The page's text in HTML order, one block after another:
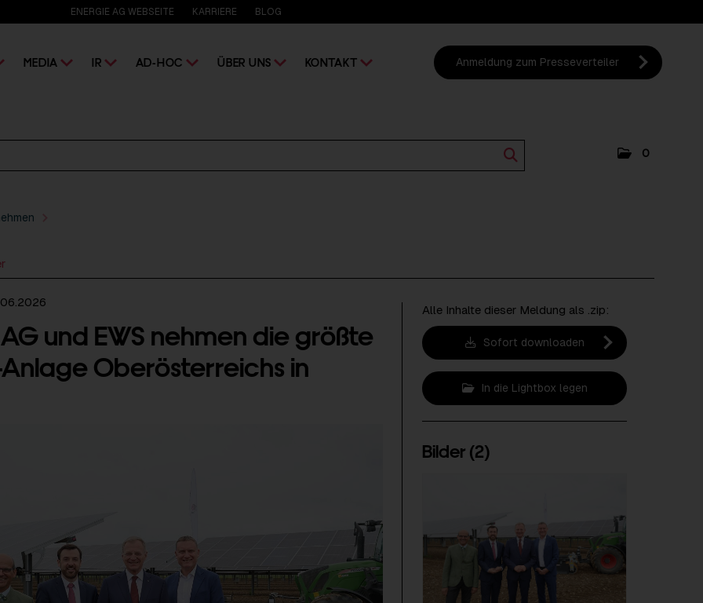
ENERGIE AG WEBSEITE KARRIERE BLOG
MEDIA IR AD-HOC ÜBER UNS KONTAKT Anmeldung zum Presseverteiler
0
und EWS nehmen die größte
Oberösterreichs in
Alle Inhalte dieser Meldung als .zip:
Sofort downloaden
In die Lightbox legen
Bilder (2)